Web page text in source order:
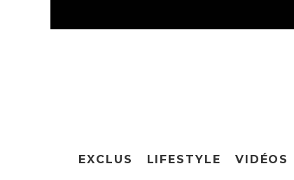
EXCLUS LIFESTYLE VIDÉOS